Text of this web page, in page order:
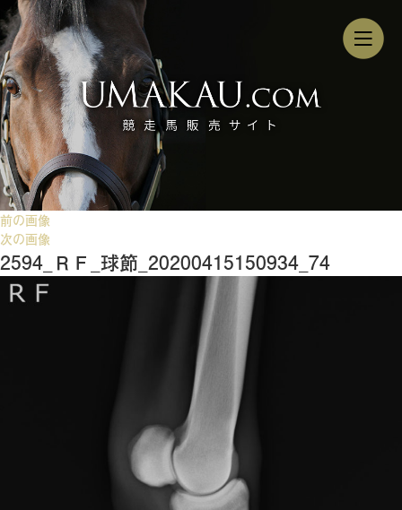
前の画像
次の画像
2594_ＲＦ_球節_20200415150934_74